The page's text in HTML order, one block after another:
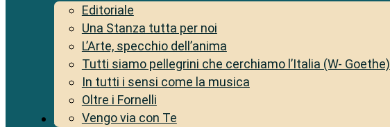
Editoriale
Una Stanza tutta per noi
L’Arte, specchio dell’anima
Tutti siamo pellegrini che cerchiamo l’Italia (W- Goethe)
In tutti i sensi come la musica
Oltre i Fornelli
Vengo via con Te
Territorio